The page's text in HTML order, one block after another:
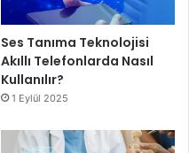
Ses Tanıma Teknolojisi
Akıllı Telefonlarda Nasıl
Kullanılır?
1 Eylül 2025